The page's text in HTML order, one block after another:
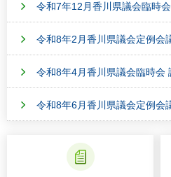
令和7年12月香川県議会臨時
令和8年2月香川県議会定例会
令和8年4月香川県議会臨時会
令和8年6月香川県議会定例会